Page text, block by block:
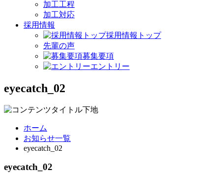
加工工程
加工対応
採用情報
採用情報トップ
先輩の声
募集要項
エントリー
eyecatch_02
ホーム
お知らせ一覧
eyecatch_02
eyecatch_02